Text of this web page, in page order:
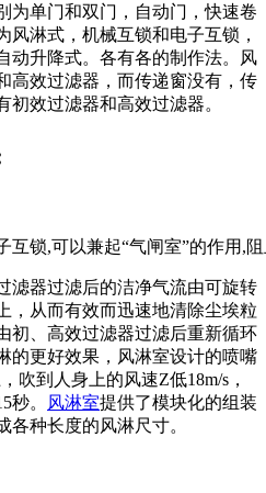
为单门和双门，自动门，快速卷
风淋式，机械互锁和电子互锁，
动升降式。各有各的制作法。风
高效过滤器，而传递窗没有，传
效过滤器和高效过滤器。
互锁,可以兼起“气闸室”的作用,
滤器过滤后的洁净气流由可旋转
，从而有效而迅速地清除尘埃粒
初、高效过滤器过滤后重新循环
的更好效果，风淋室设计的喷嘴
吹到人身上的风速Z低18m/s，
秒。
风淋室提供了模块化的组装
种长度的风淋尺寸。